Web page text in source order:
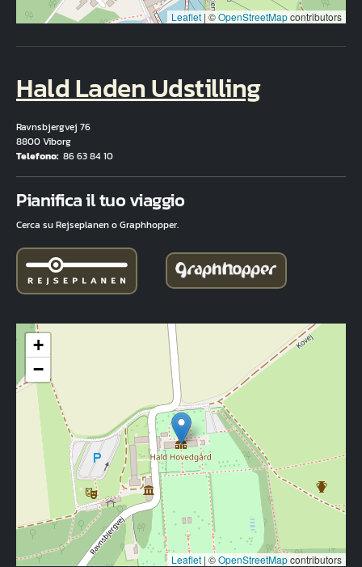
Leaflet | ©OpenStreetMapcontributors
Hald Laden Udstilling
Ravnsbjergvej 76
8800 Viborg
Telefono 86 63 84 10
Pianifica il tuo viaggio
Cerca su Rejseplanen o Graphhopper.
+
−
Leaflet | ©OpenStreetMapcontributors